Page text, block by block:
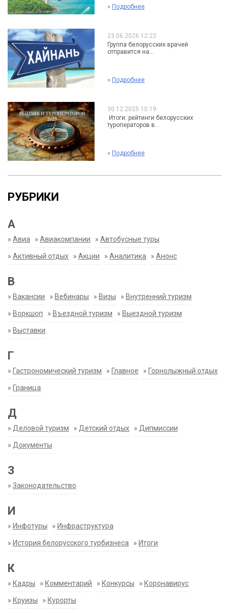
» Подробнее
23.06.2026 12:22
Группа белорусских врачей
отправится на...
» Подробнее
30.12.2025 10:19
Итоги: рейтинги белорусских
туроператоров в...
» Подробнее
РУБРИКИ
А
» Авиа » Авиакомпании » Автобусные туры
» Активный отдых » Акции » Аналитика » Анонс
В
» Вакансии » Вебинары » Визы » Внутренний туризм
» Воркшоп » Въездной туризм » Выездной туризм
» Выставки
Г
» Гастрономический туризм » Главное » Горнолыжный отдых
» Граница
Д
» Деловой туризм » Детский отдых » Дипмиссии
» Документы
З
» Законодательство
И
» Инфотуры » Инфраструктура
» История белорусского турбизнеса » Итоги
К
» Кадры » Комментарий » Конкурсы » Коронавирус
» Круизы » Курорты